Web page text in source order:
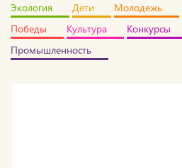
Экология
Дети Молодежь
Победы
Культура Конкурсы
Промышленность